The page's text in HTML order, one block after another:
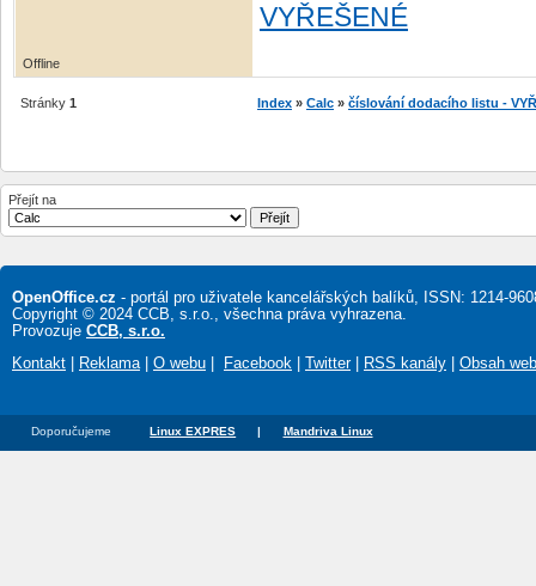
VYŘEŠENÉ
Offline
Stránky 1 Index » Calc » číslování dodacího listu -
Přejít na
OpenOffice.cz - portál pro uživatele kancelářských balíků, ISSN: 1214-
Copyright © 2024 CCB, s.r.o., všechna práva vyhrazena.
Provozuje CCB, s.r.o.
Kontakt
Reklama| O webu Facebook Twitter| RSS kanály Obsah
Doporučujeme Linux EXPRES | Mandriva Linux